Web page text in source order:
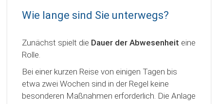
Wie lange sind Sie unterwegs?
Zunächst spielt die Dauer der Abwesenheit eine
Rolle.
Bei einer kurzen Reise von einigen Tagen bis
etwa zwei Wochen sind in der Regel keine
besonderen Maßnahmen erforderlich. Die Anlage